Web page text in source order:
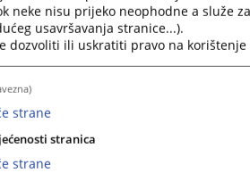
unutrašnjih poslova
kanton
neke nisu prijeko neophodne a služe
usavršavanja stranice...).
dozvoliti ili uskratiti pravo na
strane
stranica
strane